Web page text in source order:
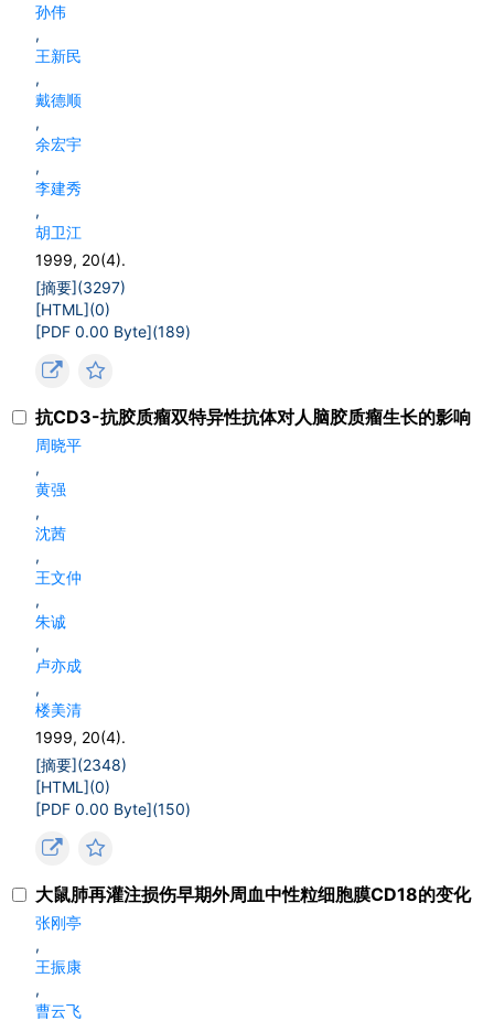
孙伟
,
王新民
,
戴德顺
,
余宏宇
,
李建秀
,
胡卫江
1999, 20(4).
[摘要](3297)
[HTML](0)
[PDF 0.00 Byte](189)
抗CD3-抗胶质瘤双特异性抗体对人脑胶质瘤生长的影响
周晓平
,
黄强
,
沈茜
,
王文仲
,
朱诚
,
卢亦成
,
楼美清
1999, 20(4).
[摘要](2348)
[HTML](0)
[PDF 0.00 Byte](150)
大鼠肺再灌注损伤早期外周血中性粒细胞膜CD18的变化
张刚亭
,
王振康
,
曹云飞